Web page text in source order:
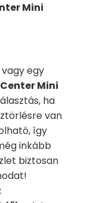
Mini
egy
Mini
ha
van
így
inkább
biztosan